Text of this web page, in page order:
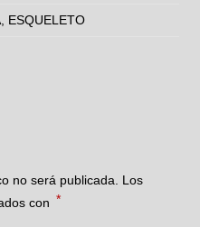
ESQUELETO
no será publicada. Los
con *